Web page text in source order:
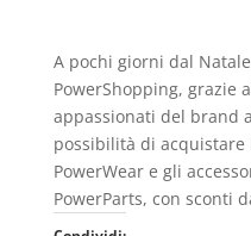
A pochi giorni dal
PowerShopping, grazie
appassionati del brand
possibilità di acquistare
PowerWear e gli
PowerParts, con sconti